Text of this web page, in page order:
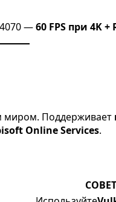
—60 FPS при 4K +
миром. Поддерживает
Online Services.